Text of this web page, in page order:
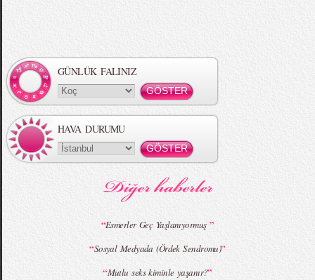
MBFWI - Gülçin Çengel 2015 Yaz
MBFWI - Zeynep Erdoğan 2015 Yaz
MBFWI - Giray Sepin 2015 Yaz Koleksiyonu MBFWI - Burçe Bekrek 2015 Yaz Koleksiyonu
GÜNLÜK FALINIZ
HAVA DURUMU
“Esmerler Geç Yaşlanıyormuş ”
“Sosyal Medyada (Ördek Sendromu)”
“Mutlu seks kiminle yaşanır?”